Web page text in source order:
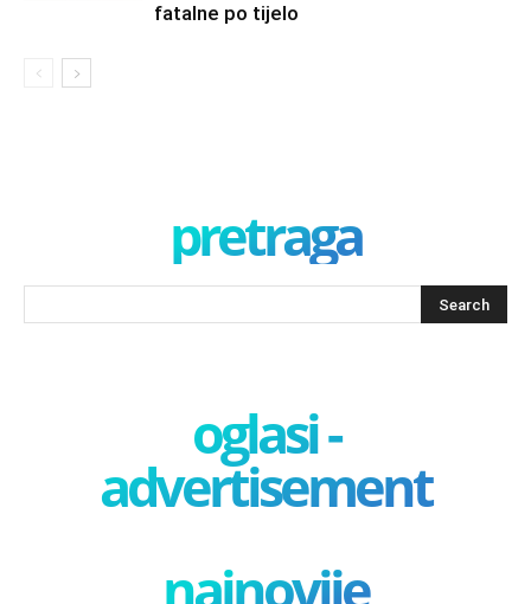
fatalne po tijelo
pretraga
oglasi -
advertisement